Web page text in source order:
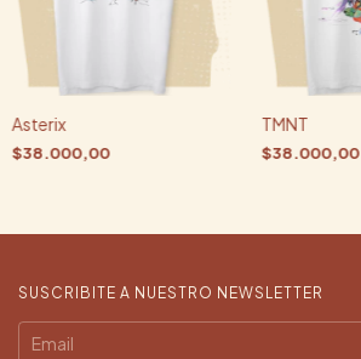
Asterix
$38.000,00
TMNT
$38.000,00
SUSCRIBITE A NUESTRO NEWSLETTER